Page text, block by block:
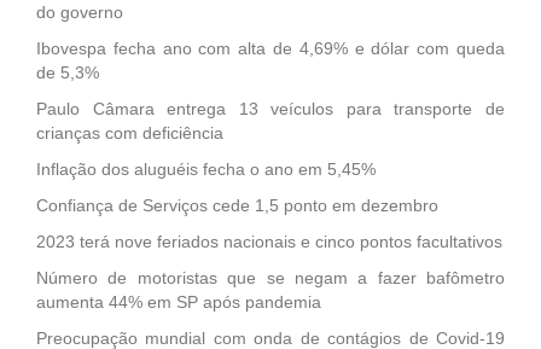
do governo
Ibovespa fecha ano com alta de 4,69% e dólar com queda
de 5,3%
Paulo Câmara entrega 13 veículos para transporte de
crianças com deficiência
Inflação dos aluguéis fecha o ano em 5,45%
Confiança de Serviços cede 1,5 ponto em dezembro
2023 terá nove feriados nacionais e cinco pontos facultativos
Número de motoristas que se negam a fazer bafômetro
aumenta 44% em SP após pandemia
Preocupação mundial com onda de contágios de Covid-19